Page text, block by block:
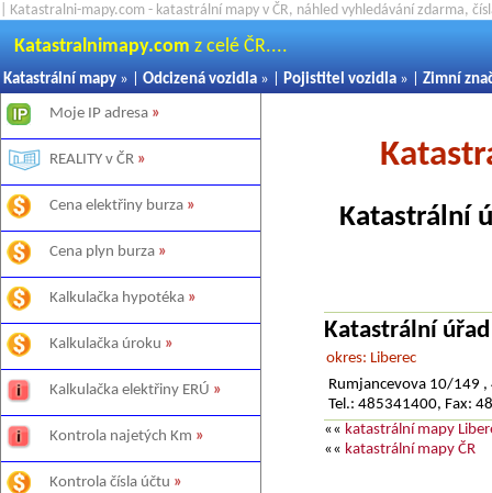
| Katastralni-mapy.com - katastrální mapy v ČR, náhled vyhledávání zdarma,
Katastralnimapy.com z celé ČR....
Katastrální mapy » | Odcizená vozidla » | Pojistitel vozidla » | Zimní
Moje IP adresa »
REALITY v ČR »
Cena elektřiny burza »
Cena plyn burza »
Kalkulačka hypotéka »
Kalkulačka úroku »
Kalkulačka elektřiny ERÚ »
Kontrola najetých Km »
Kontrola čísla účtu »
Katastrální
Katastrální
okres: Liberec
Rumjancevova 10/149 ,
Tel.: 485341400, Fax:
«« katastrální mapy
«« katastrální mapy ČR